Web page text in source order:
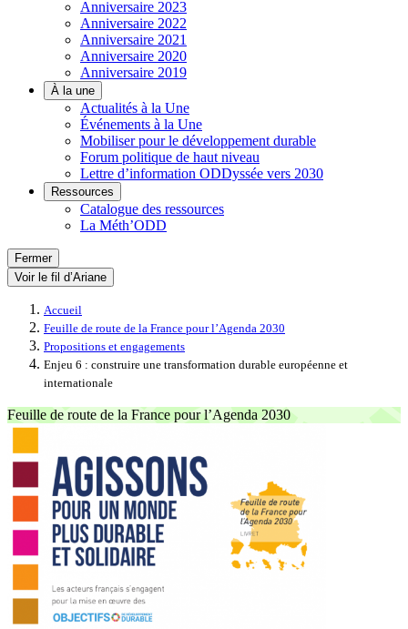
Anniversaire 2023
Anniversaire 2022
Anniversaire 2021
Anniversaire 2020
Anniversaire 2019
À la une
Actualités à la Une
Événements à la Une
Mobiliser pour le développement durable
Forum politique de haut niveau
Lettre d’information ODDyssée vers 2030
Ressources
Catalogue des ressources
La Méth’ODD
Fermer
Voir le fil d’Ariane
Accueil
Feuille de route de la France pour l’Agenda 2030
Propositions et engagements
Enjeu 6 : construire une transformation durable européenne et
internationale
Feuille de route de la France pour l’Agenda 2030